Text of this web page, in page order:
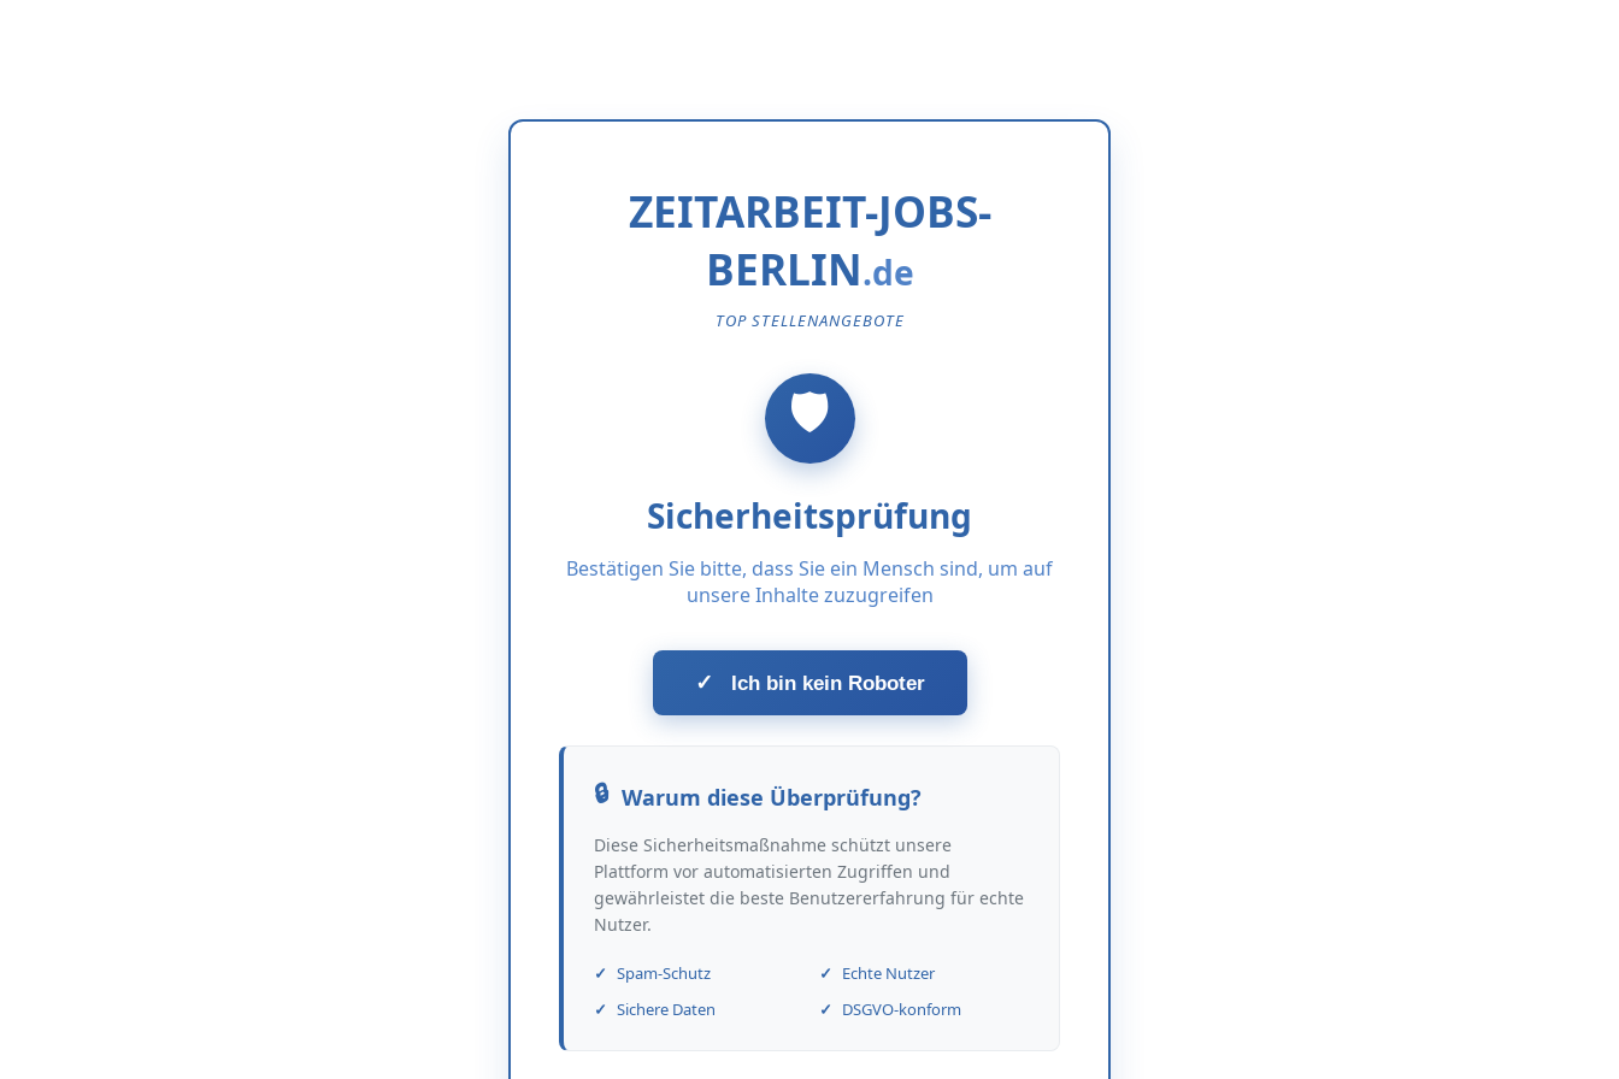
ZEITARBEIT-JOBS-
BERLIN
TOP STELLENANGEBOTE
Sicherheitsprüfung
Bestätigen Sie bitte, dass Sie ein Mensch sind, um auf
unsere Inhalte zuzugreifen
✓ Ich bin kein Roboter
Warum diese Überprüfung?
Diese Sicherheitsmaßnahme schützt unsere
Plattform vor automatisierten Zugriffen und
gewährleistet die beste Benutzererfahrung für echte
Nutzer.
Spam-Schutz
Echte Nutzer
Sichere Daten
DSGVO-konform